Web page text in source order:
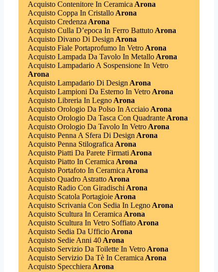
Acquisto Contenitore In Ceramica Arona
Acquisto Coppa In CristalloArona
Acquisto Credenza Arona
Acquisto Culla D’epoca In Ferro BattutoArona
Acquisto Divano Di Design Arona
Acquisto Fiale Portaprofumo In VetroArona
Acquisto Lampada Da Tavolo In MetalloArona
Acquisto Lampadario A Sospensione In Vetro
Arona
Acquisto Lampadario Di Design Arona
Acquisto Lampioni Da Esterno In VetroArona
Acquisto Libreria In LegnoArona
Acquisto Orologio Da Polso In AcciaioArona
Acquisto Orologio Da Tasca Con QuadranteArona
Acquisto Orologio Da Tavolo In VetroArona
Acquisto Penna A Sfera Di Design Arona
Acquisto Penna Stilografica Arona
Acquisto Piatti Da Parete Firmati Arona
Acquisto Piatto In Ceramica Arona
Acquisto Portafoto In Ceramica Arona
Acquisto Quadro AstrattoArona
Acquisto Radio Con Giradischi Arona
Acquisto Scatola PortagioieArona
Acquisto Scrivania Con Sedia In LegnoArona
Acquisto Scultura In Ceramica Arona
Acquisto Scultura In Vetro SoffiatoArona
Acquisto Sedia Da UfficioArona
Acquisto Sedie Anni 40Arona
Acquisto Servizio Da Toilette In VetroArona
Acquisto Servizio Da Tè In Ceramica Arona
Acquisto Specchiera Arona